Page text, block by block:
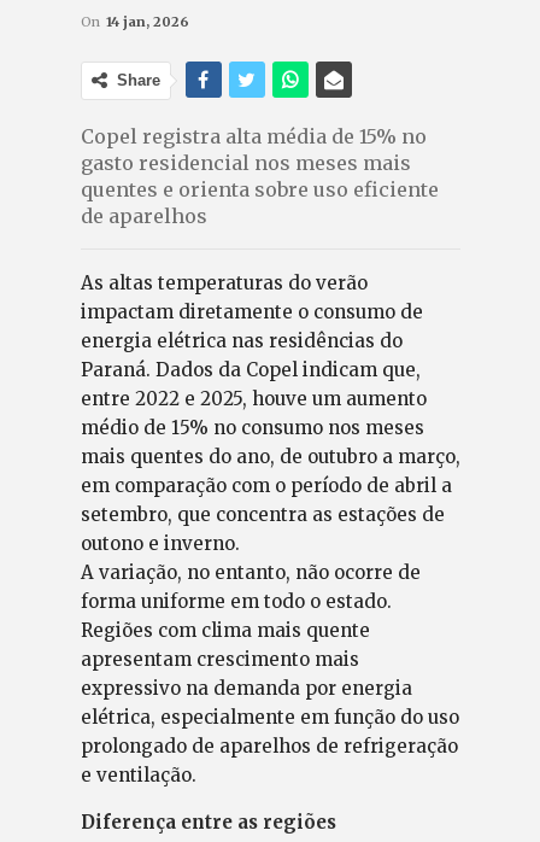
On 14 jan, 2026
Share
Copel registra alta média de 15% no
gasto residencial nos meses mais
quentes e orienta sobre uso eficiente
de aparelhos
As altas temperaturas do verão
impactam diretamente o consumo de
energia elétrica nas residências do
Paraná. Dados da Copel indicam que,
entre 2022 e 2025, houve um aumento
médio de 15% no consumo nos meses
mais quentes do ano, de outubro a março,
em comparação com o período de abril a
setembro, que concentra as estações de
outono e inverno.
A variação, no entanto, não ocorre de
forma uniforme em todo o estado.
Regiões com clima mais quente
apresentam crescimento mais
expressivo na demanda por energia
elétrica, especialmente em função do uso
prolongado de aparelhos de refrigeração
e ventilação.
Diferença entre as regiões